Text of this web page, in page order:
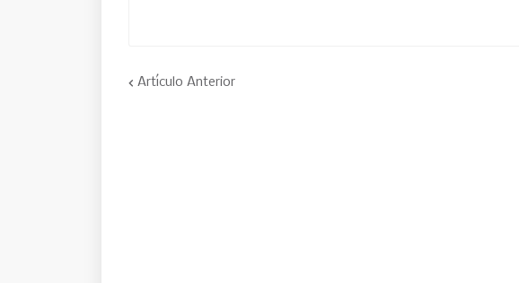
Artículo Anterior